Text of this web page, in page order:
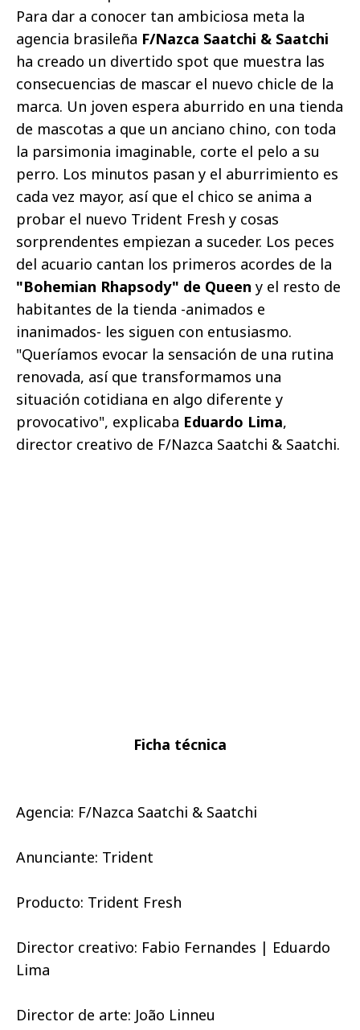
Para dar a conocer tan ambiciosa meta la
agencia brasileña F/Nazca Saatchi & Saatchi
ha creado un divertido spot que muestra las
consecuencias de mascar el nuevo chicle de la
marca. Un joven espera aburrido en una tienda
de mascotas a que un anciano chino, con toda
la parsimonia imaginable, corte el pelo a su
perro. Los minutos pasan y el aburrimiento es
cada vez mayor, así que el chico se anima a
probar el nuevo Trident Fresh y cosas
sorprendentes empiezan a suceder. Los peces
del acuario cantan los primeros acordes de la
"Bohemian Rhapsody" de Queen y el resto de
habitantes de la tienda -animados e
inanimados- les siguen con entusiasmo.
"Queríamos evocar la sensación de una rutina
renovada, así que transformamos una
situación cotidiana en algo diferente y
provocativo", explicaba Eduardo Lima,
director creativo de F/Nazca Saatchi & Saatchi.
Ficha técnica
Agencia: F/Nazca Saatchi & Saatchi
Anunciante: Trident
Producto: Trident Fresh
Director creativo: Fabio Fernandes | Eduardo
Lima
Director de arte: João Linneu